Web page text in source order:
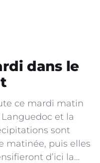
dans le
ce mardi matin
et la
sont
matinée, puis elles
d’ici la…